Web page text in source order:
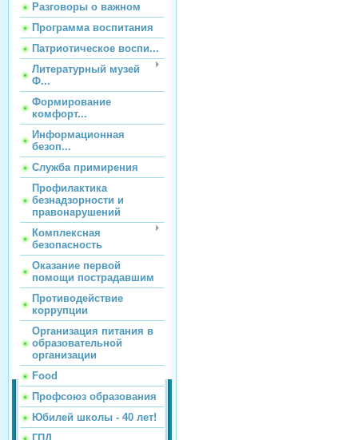
Разговоры о важном
Программа воспитания
Патриотическое воспи...
Литературный музей
Ф...
Формирование
комфорт...
Информационная
безоп...
Служба примирения
Профилактика
безнадзорности и
правонарушений
Комплексная
безопасность
Оказание первой
помощи пострадавшим
Противодействие
коррупции
Организация питания в
образовательной
организации
Food
Профсоюз образования
Юбилей школы - 40 лет!